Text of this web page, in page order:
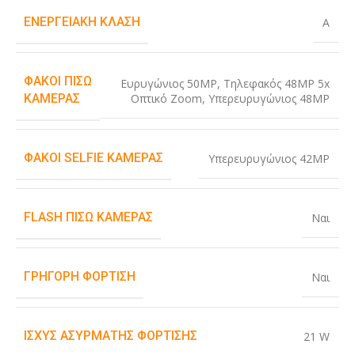
ΕΝΕΡΓΕΙΑΚΉ ΚΛΆΣΗ A
ΦΑΚΟΊ ΠΊΣΩ
ΚΆΜΕΡΑΣ
Ευρυγώνιος 50MP, Τηλεφακός 48MP 5x
Οπτικό Zoom, Υπερευρυγώνιος 48MP
ΦΑΚΟΊ SELFIE ΚΆΜΕΡΑΣ Υπερευρυγώνιος 42MP
FLASH ΠΊΣΩ ΚΆΜΕΡΑΣ Ναι
ΓΡΉΓΟΡΗ ΦΌΡΤΙΣΗ Ναι
ΙΣΧΎΣ ΑΣΎΡΜΑΤΗΣ ΦΌΡΤΙΣΗΣ 21 W